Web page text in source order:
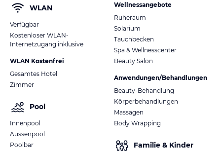
WLAN
Verfügbar
Kostenloser WLAN-
Internetzugang inklusive
WLAN Kostenfrei
Gesamtes Hotel
Zimmer
Pool
Innenpool
Aussenpool
Poolbar
Wellnessangebote
Ruheraum
Solarium
Tauchbecken
Spa & Wellnesscenter
Beauty Salon
Anwendungen/Behandlungen
Beauty-Behandlung
Körperbehandlungen
Massagen
Body Wrapping
Familie & Kinder